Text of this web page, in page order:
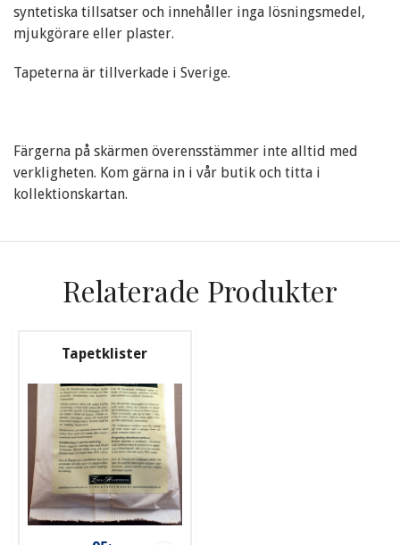
syntetiska tillsatser och innehåller inga lösningsmedel,
mjukgörare eller plaster.
Tapeterna är tillverkade i Sverige.
Färgerna på skärmen överensstämmer inte alltid med
verkligheten. Kom gärna in i vår butik och titta i
kollektionskartan.
Relaterade Produkter
Tapetklister